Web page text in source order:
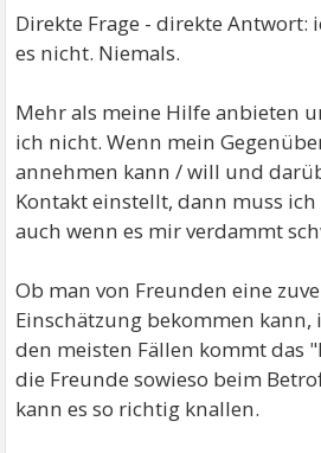
Direkte Frage - direkte Antwort:
es nicht. Niemals.
Mehr als meine Hilfe anbieten
ich nicht. Wenn mein
annehmen kann / will und
Kontakt einstellt, dann muss ich
auch wenn es mir verdammt
Ob man von Freunden eine
Einschätzung bekommen kann,
den meisten Fällen kommt das
die Freunde sowieso beim
kann es so richtig knallen.